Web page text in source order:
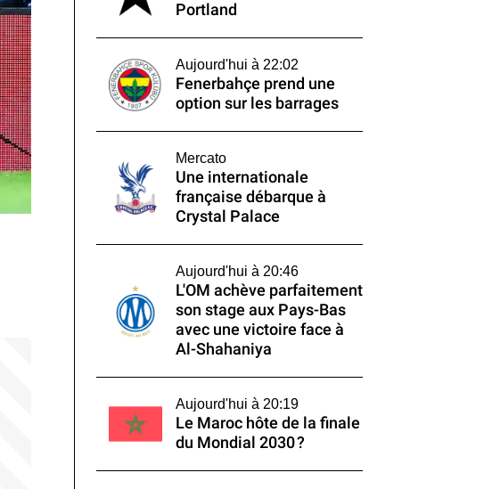
Portland
Aujourd'hui à 22:02
Fenerbahçe prend une
option sur les barrages
Mercato
Une internationale
française débarque à
Crystal Palace
Aujourd'hui à 20:46
L'OM achève parfaitement
son stage aux Pays-Bas
avec une victoire face à
Al-Shahaniya
Aujourd'hui à 20:19
Le Maroc hôte de la finale
du Mondial 2030 ?